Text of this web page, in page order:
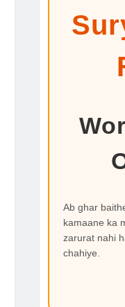
Ab ghar
kamaane ka
zarurat nahi
chahiye.